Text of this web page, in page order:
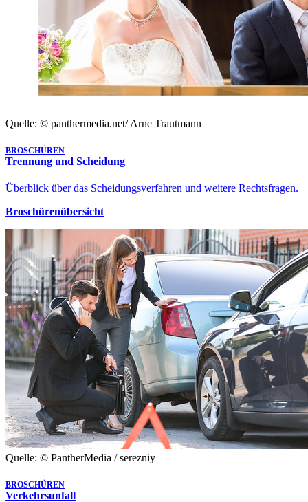
Quelle: © panthermedia.net/ Arne Trautmann
BROSCHÜREN
Trennung und Scheidung
Überblick über das Scheidungsverfahren und weitere Rechtsfragen.
Broschürenübersicht
Quelle: © PantherMedia / serezniy
BROSCHÜREN
Verkehrsunfall